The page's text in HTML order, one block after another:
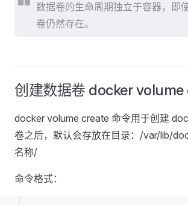
数据卷的生命周期独立于容器，即
卷仍然存在。
创建数据卷 docker volume
docker volume create 命令用于创建
卷之后，默认会存放在目录：/var/lib/
名称/
命令格式：